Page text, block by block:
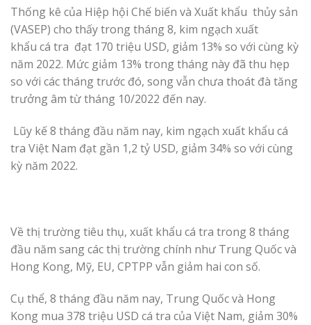
Thống kê của Hiệp hội Chế biến và Xuất khẩu thủy sản
(VASEP) cho thấy trong tháng 8, kim ngạch xuất
khẩu cá tra đạt 170 triệu USD, giảm 13% so với cùng kỳ
năm 2022. Mức giảm 13% trong tháng này đã thu hẹp
so với các tháng trước đó, song vẫn chưa thoát đà tăng
trưởng âm từ tháng 10/2022 đến nay.
Lũy kế 8 tháng đầu năm nay, kim ngạch xuất khẩu cá
tra Việt Nam đạt gần 1,2 tỷ USD, giảm 34% so với cùng
kỳ năm 2022.
Về thị trường tiêu thụ, xuất khẩu cá tra trong 8 tháng
đầu năm sang các thị trường chính như Trung Quốc và
Hong Kong, Mỹ, EU, CPTPP vẫn giảm hai con số.
Cụ thể, 8 tháng đầu năm nay, Trung Quốc và Hong
Kong mua 378 triệu USD cá tra của Việt Nam, giảm 30%